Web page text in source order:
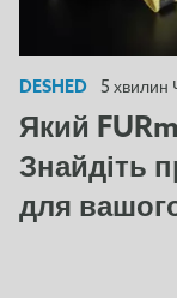
DESHED 5 хвилин
Який
Знайдіть
для